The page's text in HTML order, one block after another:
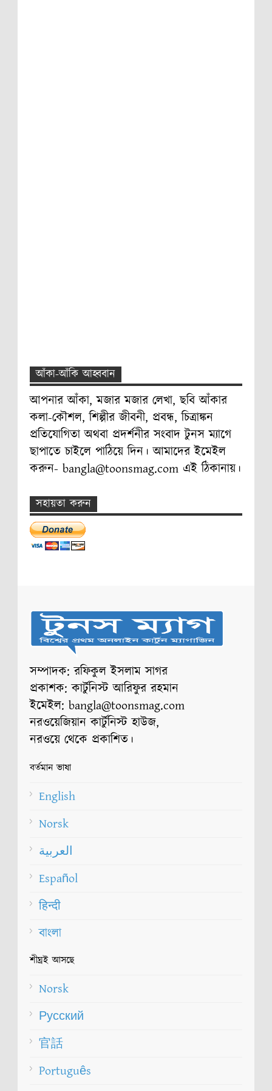
আঁকা-আঁকি আহ্ববান
আপনার আঁকা, মজার মজার লেখা, ছবি আঁকার
কলা-কৌশল, শিল্পীর জীবনী, প্রবন্ধ, চিত্রাঙ্কন
প্রতিযোগিতা অথবা প্রদর্শনীর সংবাদ টুনস ম্যাগে
ছাপাতে চাইলে পাঠিয়ে দিন। আমাদের ইমেইল
করুন- bangla@toonsmag.com এই ঠিকানায়।
সহায়তা করুন
সম্পাদক: রফিকুল ইসলাম সাগর
প্রকাশক: কার্টুনিস্ট আরিফুর রহমান
ইমেইল: bangla@toonsmag.com
নরওয়েজিয়ান কার্টুনিস্ট হাউজ,
নরওয়ে থেকে প্রকাশিত।
বর্তমান ভাষা
English
Norsk
العربية
Español
हिन्दी
বাংলা
শীঘ্রই আসছে
Norsk
Русский
官話
Português